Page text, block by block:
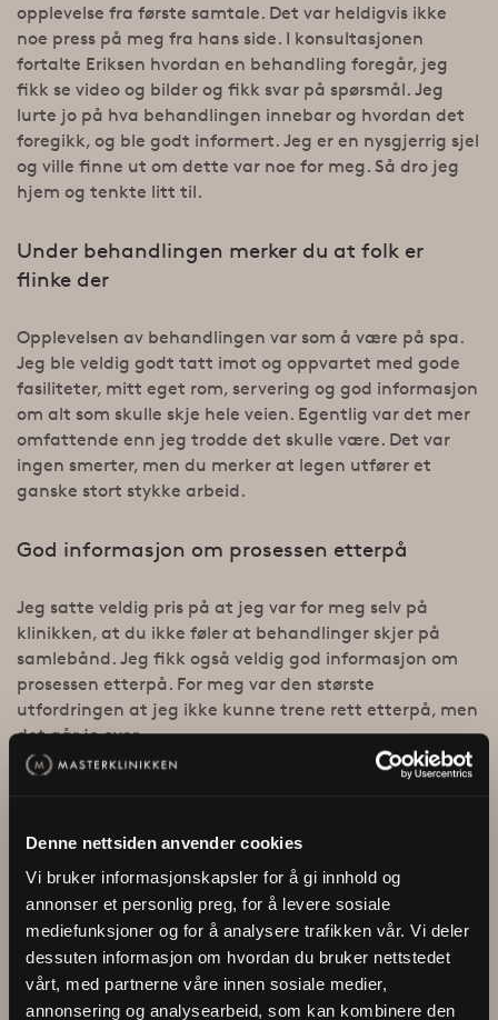
Denne nettsiden anvender cookies
Vi bruker informasjonskapsler for å gi innhold og
annonser et personlig preg, for å levere sosiale
mediefunksjoner og for å analysere trafikken vår. Vi deler
dessuten informasjon om hvordan du bruker nettstedet
vårt, med partnerne våre innen sosiale medier,
annonsering og analysearbeid, som kan kombinere den
opplevelse fra første samtale. Det var heldigvis ikke
noe press på meg fra hans side. I konsultasjonen
fortalte Eriksen hvordan en behandling foregår, jeg
fikk se video og bilder og fikk svar på spørsmål. Jeg
lurte jo på hva behandlingen innebar og hvordan det
foregikk, og ble godt informert. Jeg er en nysgjerrig sjel
og ville finne ut om dette var noe for meg. Så dro jeg
hjem og tenkte litt til.
Under behandlingen merker du at folk er
flinke der
Opplevelsen av behandlingen var som å være på spa.
Jeg ble veldig godt tatt imot og oppvartet med gode
fasiliteter, mitt eget rom, servering og god informasjon
om alt som skulle skje hele veien. Egentlig var det mer
omfattende enn jeg trodde det skulle være. Det var
ingen smerter, men du merker at legen utfører et
ganske stort stykke arbeid.
God informasjon om prosessen etterpå
Jeg satte veldig pris på at jeg var for meg selv på
klinikken, at du ikke føler at behandlinger skjer på
samlebånd. Jeg fikk også veldig god informasjon om
prosessen etterpå. For meg var den største
utfordringen at jeg ikke kunne trene rett etterpå, men
det går jo over.
Nå er det fire måneder siden behandling, og jeg ser
allerede at hår begynner å vokse ut igjen. Det ser ut
som det kan bli naturlig og fint. Det er fortsatt tidlig å
si, men den siste måneden kan jeg se forandring. Når
alt får samme naturlige lengde som resten av håret,
tror jeg dette vil bli veldig bra.